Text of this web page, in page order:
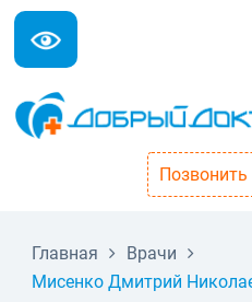
Позвонить
Главная
Врачи
Мисенко Дмитрий